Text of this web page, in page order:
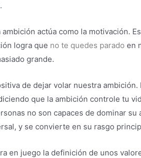
actúa como la motivación.
logra que no te quedes parado en
grande.
de dejar volar nuestra
que la ambición controle tu
no son capaces de dominar su
y se convierte en su rasgo
en juego la definición de unos